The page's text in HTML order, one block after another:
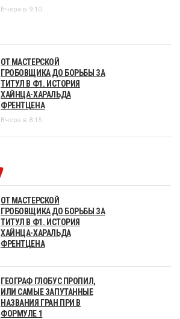
Вчера в 9:10
ОТ МАСТЕРСКОЙ
ГРОБОВЩИКА ДО БОРЬБЫ ЗА
ТИТУЛ В Ф1. ИСТОРИЯ
ХАЙНЦА-ХАРАЛЬДА
ФРЕНТЦЕНА
Вчера в 8:15
ОТ МАСТЕРСКОЙ
ГРОБОВЩИКА ДО БОРЬБЫ ЗА
ТИТУЛ В Ф1. ИСТОРИЯ
ХАЙНЦА-ХАРАЛЬДА
ФРЕНТЦЕНА
ГЕОГРАФ ГЛОБУС ПРОПИЛ,
ИЛИ САМЫЕ ЗАПУТАННЫЕ
НАЗВАНИЯ ГРАН ПРИ В
ФОРМУЛЕ 1